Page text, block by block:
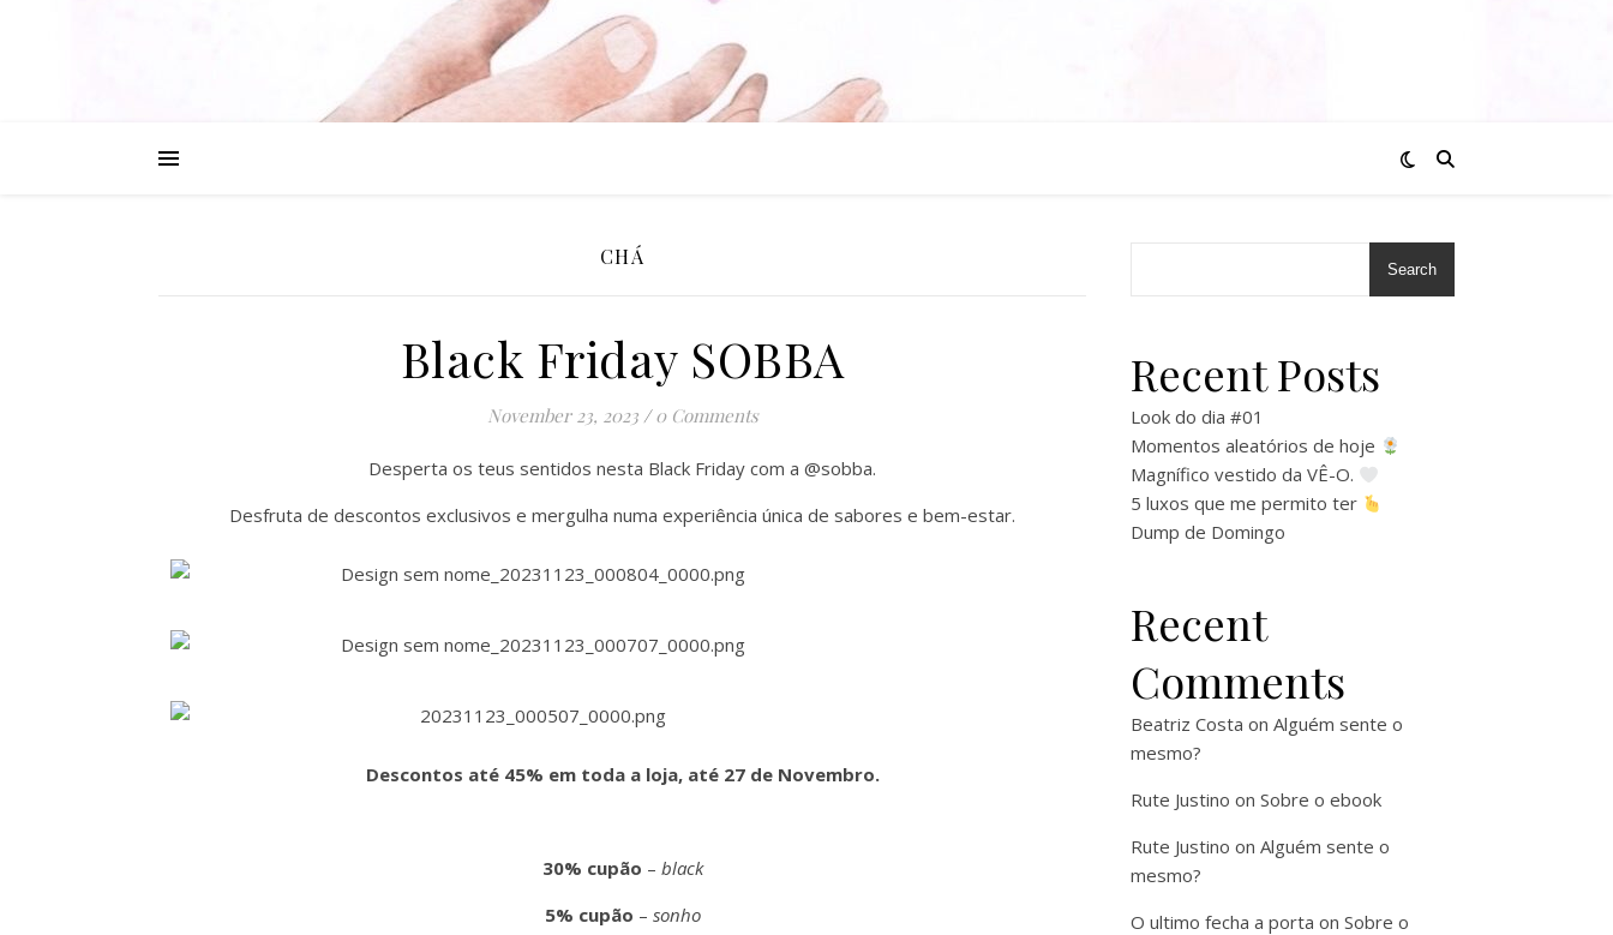
CHÁ
Black Friday SOBBA
November 23, 2023 / 0 Comments
Desperta os teus sentidos nesta Black Friday com a @sobba.
Desfruta de descontos exclusivos e mergulha numa experiência única de sabores e bem-estar.
Descontos até 45% em toda a loja, até 27 de Novembro.
30% cupão – black
5% cupão – sonho
Search
Recent Posts
Look do dia #01
Momentos aleatórios de hoje
Magnífico vestido da VÊ-O.
5 luxos que me permito ter
Dump de Domingo
Recent
Comments
Beatriz Costa on Alguém sente o
mesmo?
Rute Justino on Sobre o ebook
Rute Justino on Alguém sente o
mesmo?
O ultimo fecha a porta on Sobre o